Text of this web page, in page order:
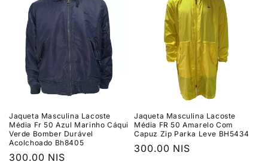
Jaqueta Masculina Lacoste
Média Fr 50 Azul Marinho Cáqui
Verde Bomber Durável
Acolchoado Bh8405
Preço
300.00 NIS
Jaqueta Masculina Lacoste
Média FR 50 Amarelo Com
Capuz Zip Parka Leve BH5434
Preço
300.00 NIS